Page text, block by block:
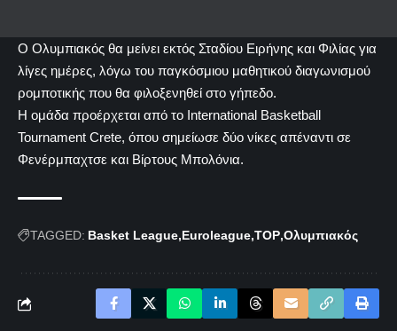
Ο Ολυμπιακός θα μείνει εκτός Σταδίου Ειρήνης και Φιλίας για
λίγες ημέρες, λόγω του παγκόσμιου μαθητικού διαγωνισμού
ρομποτικής που θα φιλοξενηθεί στο γήπεδο.
Η ομάδα προέρχεται από το International Basketball
Tournament Crete, όπου σημείωσε δύο νίκες απέναντι σε
Φενέρμπαχτσε και Βίρτους Μπολόνια.
TAGGED: Basket League Euroleague TOP Ολυμπιακός